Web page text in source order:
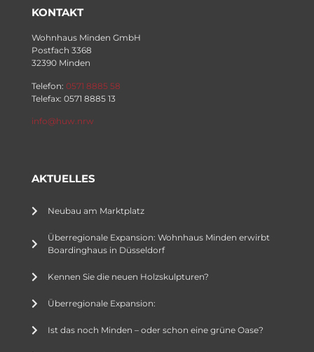
KONTAKT
Wohnhaus Minden GmbH
Postfach 3368
32390 Minden
Telefon: 0571 8885 58
Telefax: 0571 8885 13
info@huw.nrw
AKTUELLES
Neubau am Marktplatz
Überregionale Expansion: Wohnhaus Minden erwirbt
Boardinghaus in Düsseldorf
Kennen Sie die neuen Holzskulpturen?
Überregionale Expansion:
Ist das noch Minden – oder schon eine grüne Oase?